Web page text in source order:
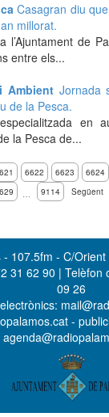
Casagran diu
millorat.
l’Ajuntament de
entre els...
Ambient Jornada
de la Pesca.
especialitzada en
la Pesca de...
6622 6623 6624
… 9114 Següent
- 107.5fm - C/
31 62 90 | Telèfon
09 26
-